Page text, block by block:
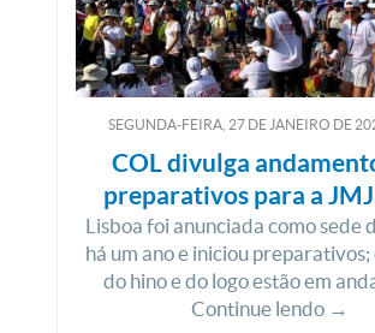
SEGUNDA-FEIRA, 27 DE JANEIRO DE
COL divulga
preparativos para a
Lisboa foi anunciada como sede
há um ano e iniciou
do hino e do logo estão em
Continue lendo →